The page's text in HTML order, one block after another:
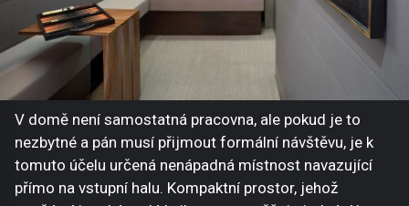
V domě není samostatná pracovna, ale pokud je to
nezbytné a pán musí přijmout formální návštěvu, je k
tomuto účelu určená nenápadná místnost navazující
přímo na vstupní halu. Kompaktní prostor, jehož